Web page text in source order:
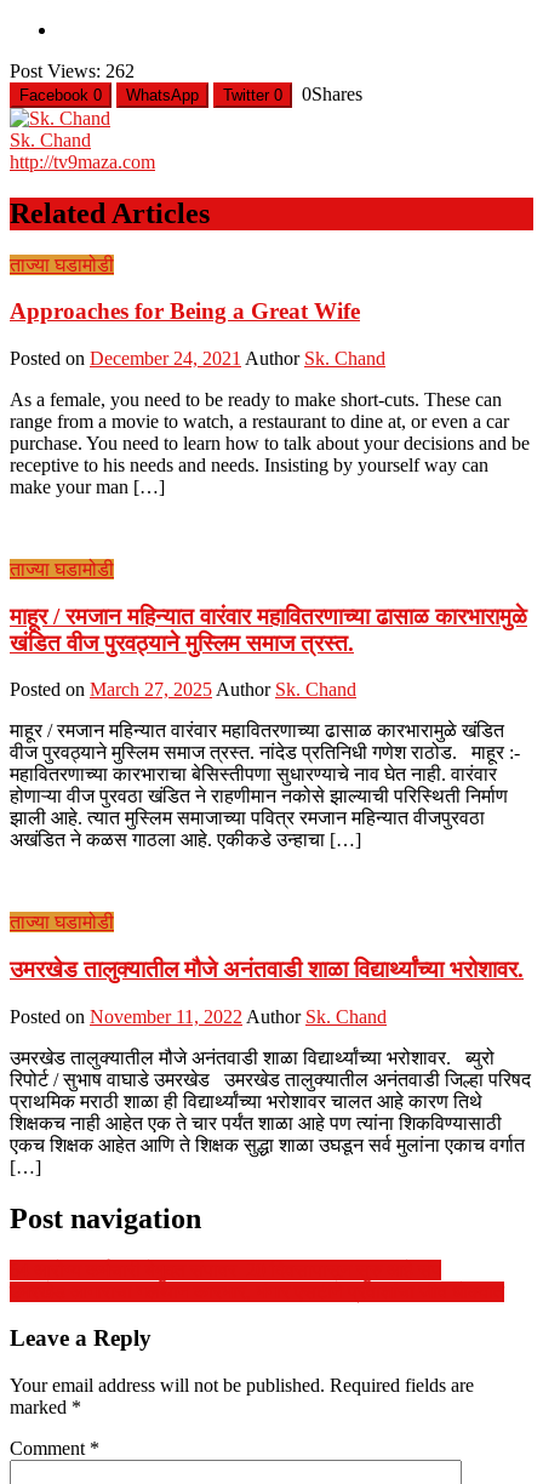
Post Views: 262
Facebook 0 WhatsApp Twitter 0 0Shares
Sk. Chand
http://tv9maza.com
Related Articles
ताज्या घडामोडी
Approaches for Being a Great Wife
Posted on December 24, 2021 Author Sk. Chand
As a female, you need to be ready to make short-cuts. These can
range from a movie to watch, a restaurant to dine at, or even a car
purchase. You need to learn how to talk about your decisions and be
receptive to his needs and needs. Insisting by yourself way can
make your man […]
ताज्या घडामोडी
माहूर / रमजान महिन्यात वारंवार महावितरणाच्या ढासाळ कारभारामुळे
खंडित वीज पुरवठ्याने मुस्लिम समाज त्रस्त.
Posted on March 27, 2025Author Sk. Chand
माहूर / रमजान महिन्यात वारंवार महावितरणाच्या ढासाळ कारभारामुळे खंडित
वीज पुरवठ्याने मुस्लिम समाज त्रस्त. नांदेड प्रतिनिधी गणेश राठोड. माहूर :-
महावितरणाच्या कारभाराचा बेसिस्तीपणा सुधारण्याचे नाव घेत नाही. वारंवार
होणाऱ्या वीज पुरवठा खंडित ने राहणीमान नकोसे झाल्याची परिस्थिती निर्माण
झाली आहे. त्यात मुस्लिम समाजाच्या पवित्र रमजान महिन्यात वीजपुरवठा
अखंडित ने कळस गाठला आहे. एकीकडे उन्हाचा […]
ताज्या घडामोडी
उमरखेड तालुक्यातील मौजे अनंतवाडी शाळा विद्यार्थ्यांच्या भरोशावर.
Posted on November 11, 2022 Author Sk. Chand
उमरखेड तालुक्यातील मौजे अनंतवाडी शाळा विद्यार्थ्यांच्या भरोशावर. ब्युरो
रिपोर्ट / सुभाष वाघाडे उमरखेड उमरखेड तालुक्यातील अनंतवाडी जिल्हा परिषद
प्राथमिक मराठी शाळा ही विद्यार्थ्यांच्या भरोशावर चालत आहे कारण तिथे
शिक्षकच नाही आहेत एक ते चार पर्यंत शाळा आहे पण त्यांना शिकविण्यासाठी
एकच शिक्षक आहेत आणि ते शिक्षक सुद्धा शाळा उघडून सर्व मुलांना एकाच वर्गात
[…]
Post navigation
Leave a Reply
Your email address will not be published. Required fields are
marked *
Comment *